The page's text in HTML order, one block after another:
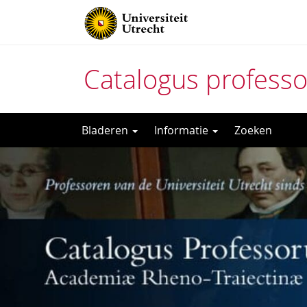
Catalogus
naar
het
inhoud
Bladeren Informatie Zoeken